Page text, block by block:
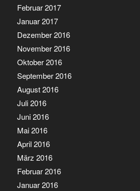
Februar 2017
Januar 2017
Dezember 2016
November 2016
Oktober 2016
September 2016
August 2016
Juli 2016
Juni 2016
Mai 2016
April 2016
März 2016
Februar 2016
Januar 2016